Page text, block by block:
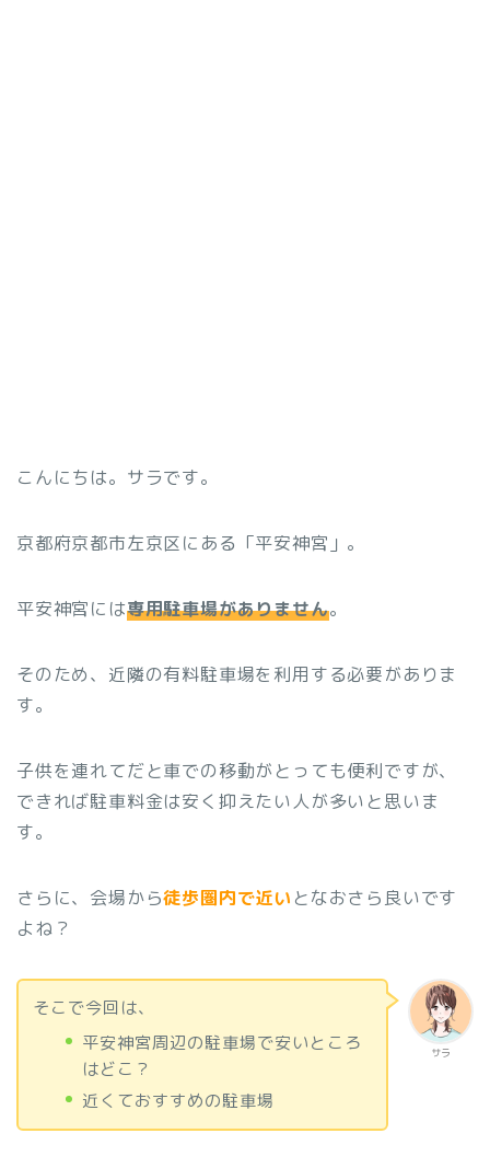
こんにちは。サラです。
京都府京都市左京区にある「平安神宮」。
平安神宮には専用駐車場がありません。
そのため、近隣の有料駐車場を利用する必要がありま
す。
子供を連れてだと車での移動がとっても便利ですが、
できれば駐車料金は安く抑えたい人が多いと思いま
す。
さらに、会場から徒歩圏内で近い となおさら良いです
よね？
サラ
そこで今回は、
平安神宮周辺の駐車場で安いところ
はどこ？
近くておすすめの駐車場